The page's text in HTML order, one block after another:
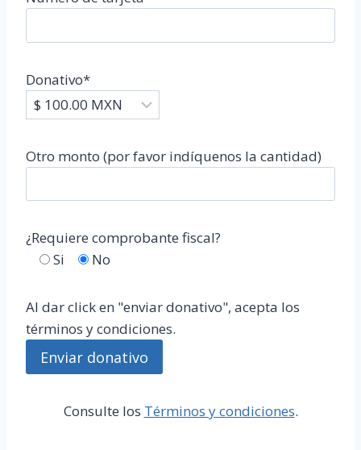
Donativo*
Otro monto (por favor indíquenos la cantidad)
¿Requiere comprobante fiscal?
Si
No
Al dar click en "enviar donativo", acepta los
términos y condiciones.
Consulte los Términos y condiciones.